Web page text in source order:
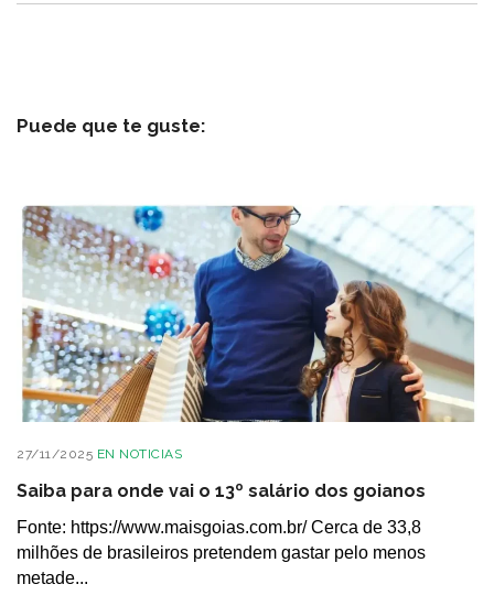
Puede que te guste:
27/11/2025 EN NOTICIAS
Saiba para onde vai o 13º salário dos goianos
Fonte: https://www.maisgoias.com.br/ Cerca de 33,8
milhões de brasileiros pretendem gastar pelo menos
metade...